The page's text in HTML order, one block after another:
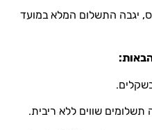
יגבה התשלום המלא במועד
שווים ללא ריבית.